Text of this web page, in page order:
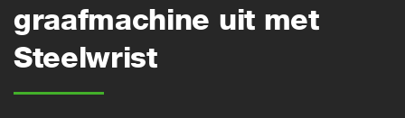
graafmachine uit met
Steelwrist